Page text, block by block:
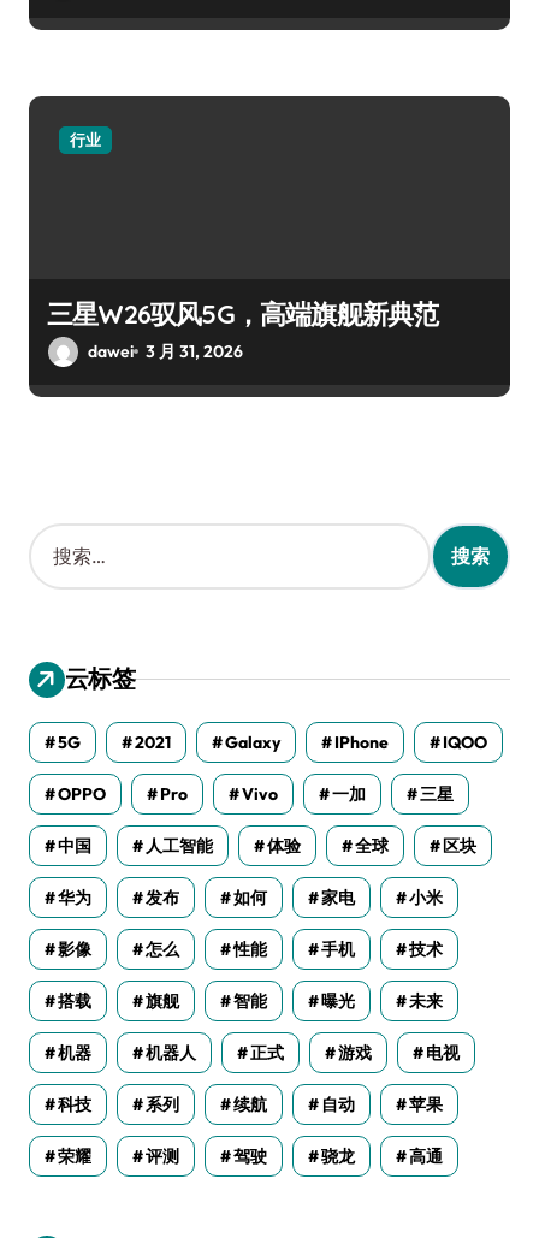
行业
三星W26驭风5G，高端旗舰新典范
dawei 3 月 31, 2026
搜
索
：
云标签
5G 2021 Galaxy IPhone IQOO
OPPO Pro Vivo 一加 三星
中国 人工智能 体验 全球 区块
华为 发布 如何 家电 小米
影像 怎么 性能 手机 技术
搭载 旗舰 智能 曝光 未来
机器 机器人 正式 游戏 电视
科技 系列 续航 自动 苹果
荣耀 评测 驾驶 骁龙 高通